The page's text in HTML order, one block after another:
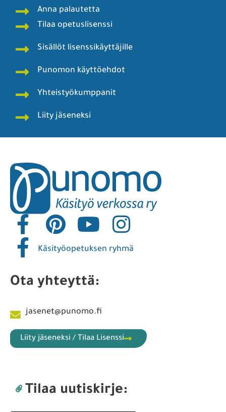
Anna palautetta
Tilaa opetuslisenssi
Sisällöt lisenssikäyttäjille
Punomon käyttöehdot
Yhteistyökumppanit
Liity jäseneksi
Käsityöopetuksen ryhmä
Ota yhteyttä:
jasenet@punomo.fi
Liity jäseneksi / Tilaa Lisenssi
Tilaa uutiskirje: